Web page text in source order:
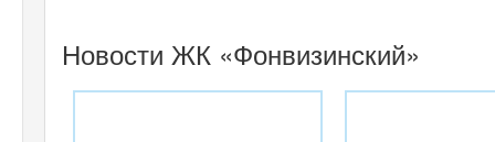
Новости ЖК «Фонвизинский»